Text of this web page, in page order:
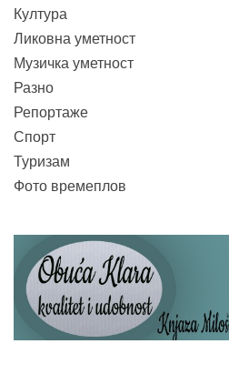
Култура
Ликовна уметност
Музичка уметност
Разно
Репортаже
Спорт
Туризам
Фото времеплов